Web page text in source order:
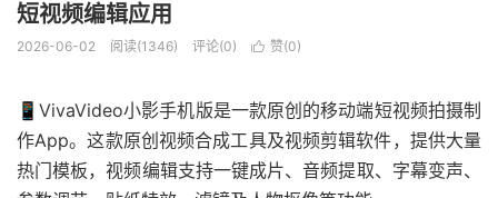
短视频编辑应用
2026-06-02 阅读(1346) 评论(0)  赞(0)
📱VivaVideo小影手机版是一款原创的移动端短视频拍摄制
作App。这款原创视频合成工具及视频剪辑软件，提供大量
热门模板，视频编辑支持一键成片、音频提取、字幕变声、